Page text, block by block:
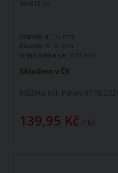
Skladem v ČR
Můžete mít: Pátek 07.08.2026
139,95 Kč / ks
10x813 Le
rozměr a:
10 mm
Rozměr S:
8 mm
vnější délka Le:
813 mm